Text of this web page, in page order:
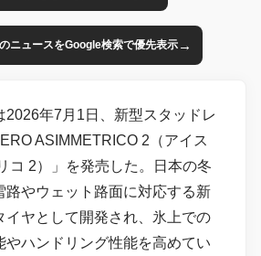
ニュースをGoogle検索で優先表示→
2026年7月1日、新型スタッドレ
ASIMMETRICO 2（アイス
コ 2）」を発売した。日本の冬
路やウェット路面に対応する新
イヤとして開発され、氷上での
やハンドリング性能を高めてい